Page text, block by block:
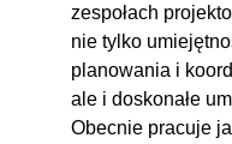
zespołach
nie tylko
planowania i
ale i doskonałe
Obecnie pracuje